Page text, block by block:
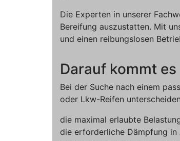
Die Experten in unserer
Bereifung auszustatten. Mit
und einen reibungslosen
Darauf kommt
Bei der Suche nach einem
oder Lkw-Reifen
die maximal erlaubte
die erforderliche Dämpfung